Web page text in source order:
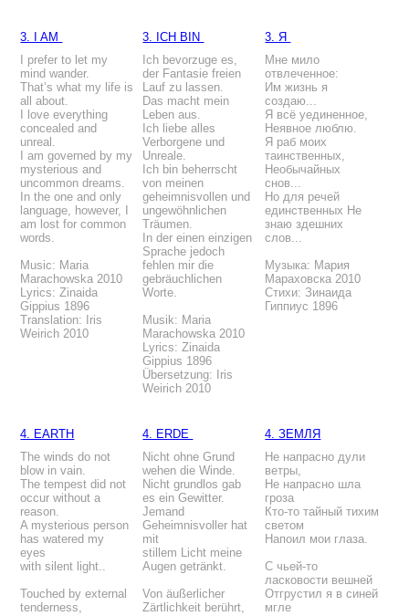
3. I AM 3. ICH BIN
3. Я
I prefer to let my
mind wander.
That’s what my life is
all about.
I love everything
concealed and
unreal.
I am governed by my
mysterious and
uncommon dreams.
In the one and only
language, however, I
am lost for common
words.
Music: Maria
Marachowska 2010
Lyrics: Zinaida
Gippius 1896
Translation: Iris
Weirich 2010
Ich bevorzuge es,
der Fantasie freien
Lauf zu lassen.
Das macht mein
Leben aus.
Ich liebe alles
Verborgene und
Unreale.
Ich bin beherrscht
von meinen
geheimnisvollen und
ungewöhnlichen
Träumen.
In der einen einzigen
Sprache jedoch
fehlen mir die
gebräuchlichen
Worte.
Musik: Maria
Marachowska 2010
Lyrics: Zinaida
Gippius 1896
Übersetzung: Iris
Weirich 2010
Мне мило
отвлеченное:
Им жизнь я
создаю...
Я всё уединенное,
Неявное люблю.
Я раб моих
таинственных,
Необычайных
снов...
Но для речей
единственных Не
знаю здешних
слов...
Музыка: Мария
Мараховска 2010
Стихи: Зинаида
Гиппиус 1896
4. EARTH 4. ERDE
4. ЗЕМЛЯ
The winds do not
blow in vain.
The tempest did not
occur without a
reason.
A mysterious person
has watered my
eyes
with silent light..
Touched by external
tenderness,
Nicht ohne Grund
wehen die Winde.
Nicht grundlos gab
es ein Gewitter.
Jemand
Geheimnisvoller hat
mit
stillem Licht meine
Augen getränkt.
Von äußerlicher
Zärtlichkeit berührt,
Не напрасно дули
ветры,
Не напрасно шла
гроза
Кто-то тайный тихим
светом
Напоил мои глаза.
С чьей-то
ласковости вешней
Отгрустил я в синей
мгле